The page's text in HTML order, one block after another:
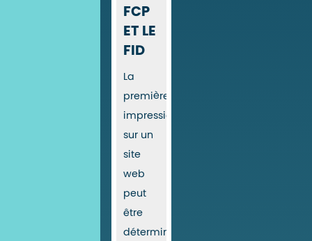
FCP
ET LE
FID
La
première
impression
sur un
site
web
peut
être
déterminante